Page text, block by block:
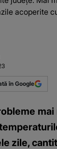
acoperite
în Google
zile,